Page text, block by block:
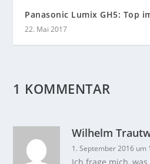
Panasonic Lumix GH5: Top
22. Mai 2017
1 KOMMENTAR
Wilhelm
1. September 2016 um